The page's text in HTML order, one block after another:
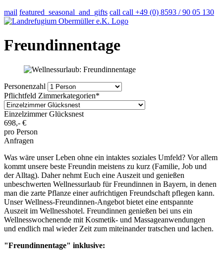
mail featured_seasonal_and_gifts call call +49 (0) 8593 / 90 05 130
Freundinnentage
Personenzahl
Pflichtfeld Zimmerkategorien*
Einzelzimmer Glücksnest
698,- €
pro Person
Anfragen
Was wäre unser Leben ohne ein intaktes soziales Umfeld? Vor allem
kommt unsere beste Freundin meistens zu kurz (Familie, Job und
der Alltag). Daher nehmt Euch eine Auszeit und genießen
unbeschwerten Wellnessurlaub für Freundinnen in Bayern, in denen
man die zarte Pflanze einer aufrichtigen Freundschaft pflegen kann.
Unser Wellness-Freundinnen-Angebot bietet eine entspannte
Auszeit im Wellnesshotel. Freundinnen genießen bei uns ein
Wellnesswochenende mit Kosmetik- und Massageanwendungen
und endlich mal wieder Zeit zum miteinander tratschen und lachen.
"Freundinnentage" inklusive: